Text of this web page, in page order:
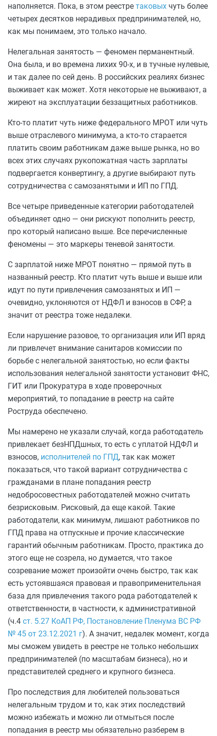
наполняется. Пока, в этом реестре таковых чуть более
четырех десятков нерадивых предпринимателей, но,
как мы понимаем, это только начало.
Нелегальная занятость — феномен перманентный.
Она была, и во времена лихих 90-х, и в тучные нулевые,
и так далее по сей день. В российских реалиях бизнес
выживает как может. Хотя некоторые не выживают, а
жиреют на эксплуатации беззащитных работников.
Кто-то платит чуть ниже федерального МРОТ или чуть
выше отраслевого минимума, а кто-то старается
платить своим работникам даже выше рынка, но во
всех этих случаях рукопожатная часть зарплаты
подвергается конвертингу, а другие выбирают путь
сотрудничества с самозанятыми и ИП по ГПД.
Все четыре приведенные категории работодателей
объединяет одно — они рискуют пополнить реестр,
про который написано выше. Все перечисленные
феномены — это маркеры теневой занятости.
С зарплатой ниже МРОТ понятно — прямой путь в
названный реестр. Кто платит чуть выше и выше или
идут по пути привлечения самозанятых и ИП —
очевидно, уклоняются от НДФЛ и взносов в СФР, а
значит от реестра тоже недалеки.
Если нарушение разовое, то организация или ИП вряд
ли привлечет внимание санитаров комиссии по
борьбе с нелегальной занятостью, но если факты
использования нелегальной занятости установит ФНС,
ГИТ или Прокуратура в ходе проверочных
мероприятий, то попадание в реестр на сайте
Роструда обеспечено.
Мы намерено не указали случай, когда работодатель
привлекает безНПДшных, то есть с уплатой НДФЛ и
взносов, исполнителей по ГПД, так как может
показаться, что такой вариант сотрудничества с
гражданами в плане попадания реестр
недобросовестных работодателей можно считать
безрисковым. Рисковый, да еще какой. Такие
работодатели, как минимум, лишают работников по
ГПД права на отпускные и прочие классические
гарантий обычным работникам. Просто, практика до
этого еще не созрела, но думается, что такое
созревание может произойти очень быстро, так как
есть устоявшаяся правовая и правоприменительная
база для привлечения такого рода работодателей к
ответственности, в частности, к административной
(ч.4 ст. 5.27 КоАП РФ, Постановление Пленума ВС РФ
№ 45 от 23.12.2021 г). А значит, недалек момент, когда
мы сможем увидеть в реестре не только небольших
предпринимателей (по масштабам бизнеса), но и
представителей среднего и крупного бизнеса.
Про последствия для любителей пользоваться
нелегальным трудом и то, как этих последствий
можно избежать и можно ли отмыться после
попадания в реестр мы обязательно разберем в